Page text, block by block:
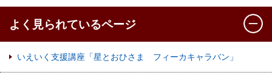
よく見られているページ
いえいく支援講座「星とおひさま フィーカキャラバン」